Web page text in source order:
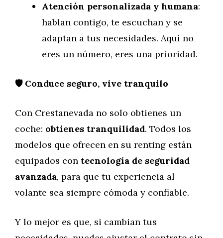
Atención personalizada y humana:
hablan contigo, te escuchan y se
adaptan a tus necesidades. Aquí no
eres un número, eres una prioridad.
🛡️ Conduce seguro, vive tranquilo
Con Crestanevada no solo obtienes un
coche: obtienes tranquilidad. Todos los
modelos que ofrecen en su renting están
equipados con tecnología de seguridad
avanzada, para que tu experiencia al
volante sea siempre cómoda y confiable.
Y lo mejor es que, si cambian tus